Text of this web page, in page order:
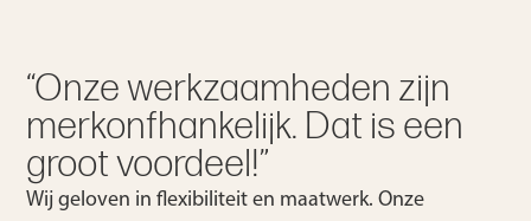
“Onze werkzaamheden zijn
merkonfhankelijk. Dat is een
groot voordeel!”
Wij geloven in flexibiliteit en maatwerk. Onze